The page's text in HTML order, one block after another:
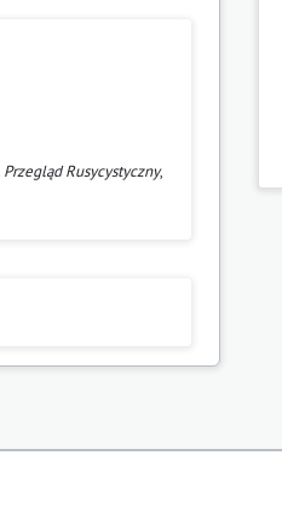
Przegląd Rusycystyczny,